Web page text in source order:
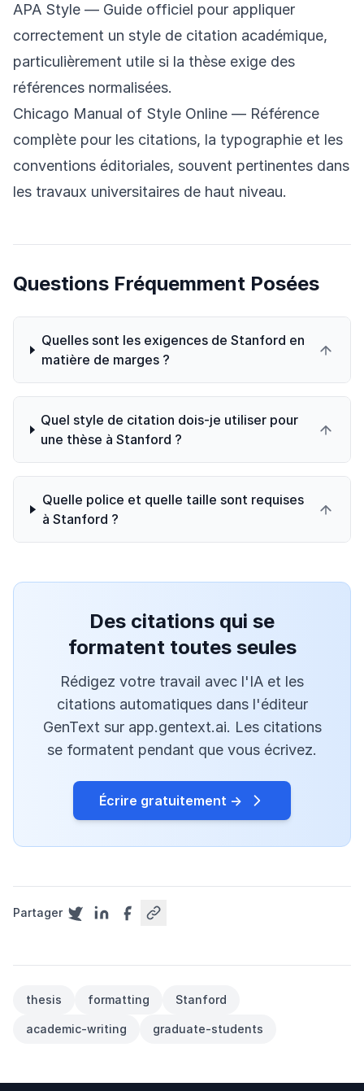
APA Style — Guide officiel pour appliquer
correctement un style de citation académique,
particulièrement utile si la thèse exige des
références normalisées.
Chicago Manual of Style Online — Référence
complète pour les citations, la typographie et les
conventions éditoriales, souvent pertinentes dans
les travaux universitaires de haut niveau.
Questions Fréquemment Posées
Quelles sont les exigences de Stanford en
matière de marges ?
Quel style de citation dois-je utiliser pour
une thèse à Stanford ?
Quelle police et quelle taille sont requises
à Stanford ?
Des citations qui se
formatent toutes seules
Rédigez votre travail avec l'IA et les
citations automatiques dans l'éditeur
GenText sur app.gentext.ai. Les citations
se formatent pendant que vous écrivez.
Écrire gratuitement →
Partager
thesis formatting Stanford
academic-writing graduate-students